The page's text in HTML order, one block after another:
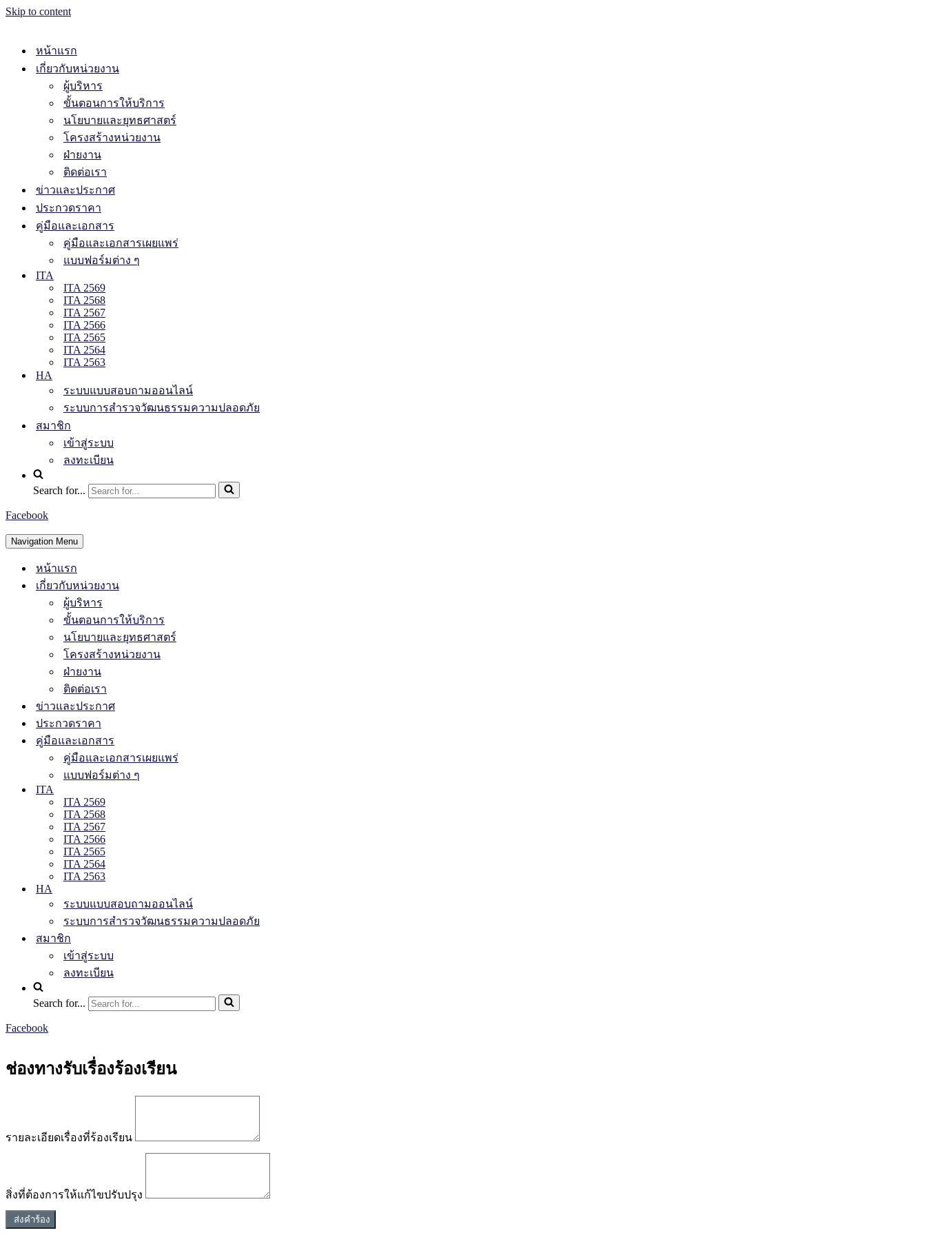
Skip to content
หน้าแรก
เกี่ยวกับหน่วยงาน
ผู้บริหาร
ขั้นตอนการให้บริการ
นโยบายและยุทธศาสตร์
โครงสร้างหน่วยงาน
ฝ่ายงาน
ติดต่อเรา
ข่าวและประกาศ
ประกวดราคา
คู่มือและเอกสาร
คู่มือและเอกสารเผยแพร่
แบบฟอร์มต่าง ๆ
ITA
ITA 2569
ITA 2568
ITA 2567
ITA 2566
ITA 2565
ITA 2564
ITA 2563
HA
ระบบแบบสอบถามออนไลน์
ระบบการสำรวจวัฒนธรรมความปลอดภัย
สมาชิก
เข้าสู่ระบบ
ลงทะเบียน
Search for...
Facebook
Navigation Menu
หน้าแรก
เกี่ยวกับหน่วยงาน
ผู้บริหาร
ขั้นตอนการให้บริการ
นโยบายและยุทธศาสตร์
โครงสร้างหน่วยงาน
ฝ่ายงาน
ติดต่อเรา
ข่าวและประกาศ
ประกวดราคา
คู่มือและเอกสาร
คู่มือและเอกสารเผยแพร่
แบบฟอร์มต่าง ๆ
ITA
ITA 2569
ITA 2568
ITA 2567
ITA 2566
ITA 2565
ITA 2564
ITA 2563
HA
ระบบแบบสอบถามออนไลน์
ระบบการสำรวจวัฒนธรรมความปลอดภัย
สมาชิก
เข้าสู่ระบบ
ลงทะเบียน
Search for...
Facebook
ช่องทางรับเรื่องร้องเรียน
รายละเอียดเรื่องที่ร้องเรียน
สิ่งที่ต้องการให้แก้ไขปรับปรุง
ส่งคำร้อง